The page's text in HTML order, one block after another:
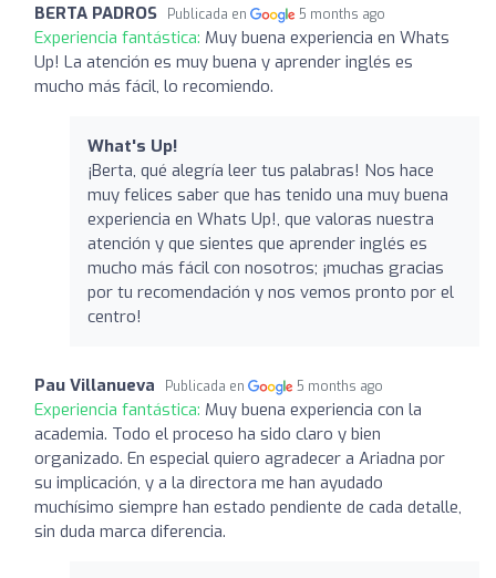
BERTA PADROS Publicada en 5 months ago
Experiencia fantástica: Muy buena experiencia en Whats
Up! La atención es muy buena y aprender inglés es
mucho más fácil, lo recomiendo.
What's Up!
¡Berta, qué alegría leer tus palabras! Nos hace
muy felices saber que has tenido una muy buena
experiencia en Whats Up!, que valoras nuestra
atención y que sientes que aprender inglés es
mucho más fácil con nosotros; ¡muchas gracias
por tu recomendación y nos vemos pronto por el
centro!
Pau Villanueva Publicada en 5 months ago
Experiencia fantástica: Muy buena experiencia con la
academia. Todo el proceso ha sido claro y bien
organizado. En especial quiero agradecer a Ariadna por
su implicación, y a la directora me han ayudado
muchísimo siempre han estado pendiente de cada detalle,
sin duda marca diferencia.